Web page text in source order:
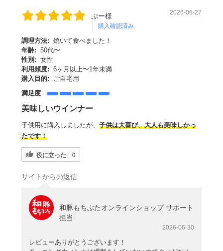
ぷー様
購入確認済み
2026-06-27
調理方法: 焼いて食べました！
年齢: 50代〜
性別: 女性
利用頻度: 6ヶ月以上〜1年未満
購入目的:
ご自宅用
満足度
美味しいウインナー
子供用に購入しましたが、子供は大喜び、大人も美味しかっ
たです！
役に立った 0
サイトからの返信
和豚もちぶたオンラインショップ サポート
担当
2026-06-30
レビューありがとうございます！